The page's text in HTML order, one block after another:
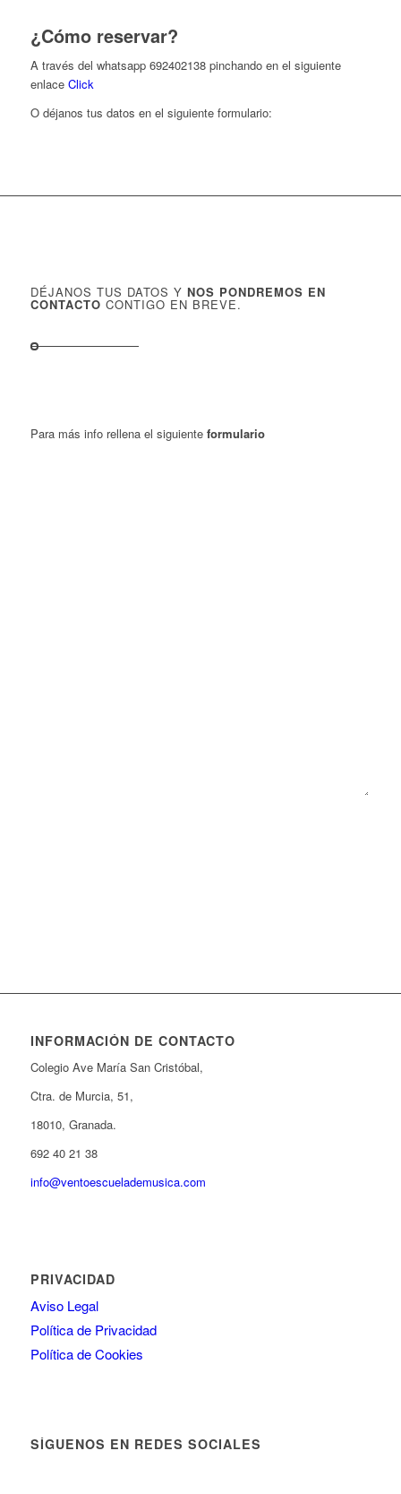
¿Cómo reservar?
A través del whatsapp 692402138 pinchando en el siguiente
enlace Click
O déjanos tus datos en el siguiente formulario:
DÉJANOS TUS DATOS Y NOS PONDREMOS EN
CONTACTO CONTIGO EN BREVE.
Para más info rellena el siguienteformulario
INFORMACIÓN DE CONTACTO
Colegio Ave María San Cristóbal,
Ctra. de Murcia, 51,
18010, Granada.
692 40 21 38
info@ventoescuelademusica.com
PRIVACIDAD
Aviso Legal
Política de Privacidad
Política de Cookies
SÍGUENOS EN REDES SOCIALES